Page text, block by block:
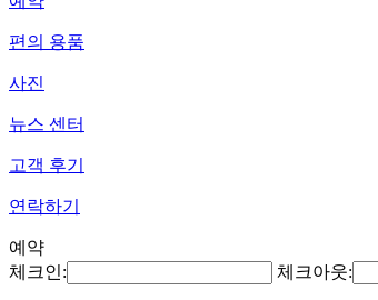
편의 용품
사진
뉴스 센터
고객 후기
연락하기
예약
체크인:
체크아웃: